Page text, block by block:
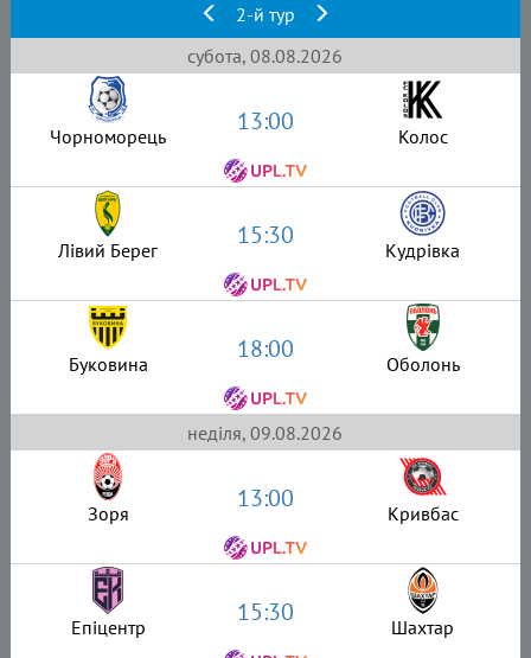
2-й тур
субота, 08.08.2026
Чорноморець 13:00 Колос
Лівий Берег 15:30 Кудрівка
Буковина 18:00 Оболонь
неділя, 09.08.2026
Зоря 13:00 Кривбас
Епіцентр 15:30 Шахтар